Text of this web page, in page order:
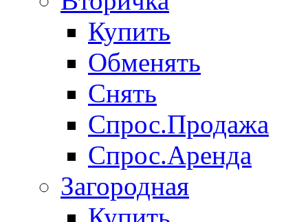
Купить
Обменять
Снять
Спрос.Продажа
Спрос.Аренда
Загородная